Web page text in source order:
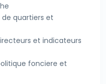
quartiers et
et indicateurs
fonciere et